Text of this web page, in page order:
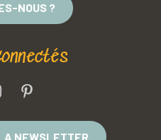
NOUS ?
NEWSLETTER